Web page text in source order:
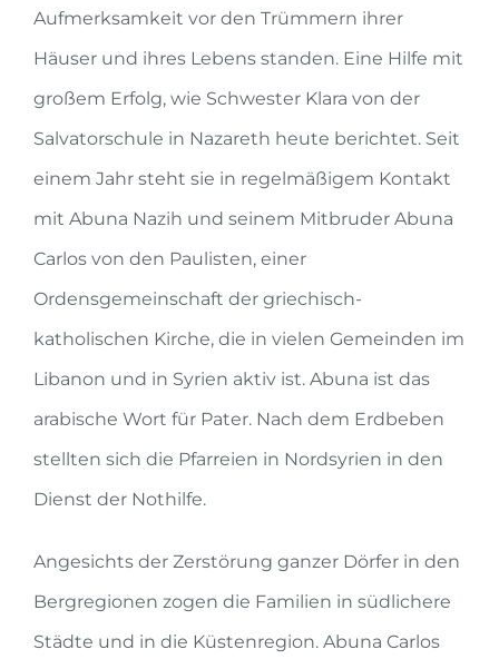
Aufmerksamkeit vor den Trümmern ihrer
Häuser und ihres Lebens standen. Eine Hilfe mit
großem Erfolg, wie Schwester Klara von der
Salvatorschule in Nazareth heute berichtet. Seit
einem Jahr steht sie in regelmäßigem Kontakt
mit Abuna Nazih und seinem Mitbruder Abuna
Carlos von den Paulisten, einer
Ordensgemeinschaft der griechisch-
katholischen Kirche, die in vielen Gemeinden im
Libanon und in Syrien aktiv ist. Abuna ist das
arabische Wort für Pater. Nach dem Erdbeben
stellten sich die Pfarreien in Nordsyrien in den
Dienst der Nothilfe.
Angesichts der Zerstörung ganzer Dörfer in den
Bergregionen zogen die Familien in südlichere
Städte und in die Küstenregion. Abuna Carlos